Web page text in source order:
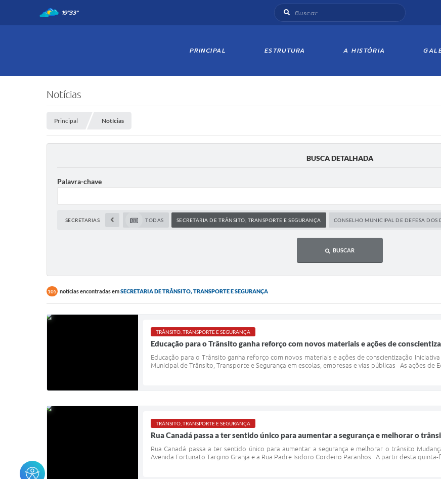
19°33°
PRINCIPAL ESTRUTURA A HISTÓRIA
Notícias
Principal Notícias
BUSCA DETALHADA
Palavra-chave
SECRETARIAS TODAS SECRETARIA DE TRÂNSITO, TRANSPORTE E SEGURANÇA CONSELHO MUNICIPAL DE DEFESA DOS
BUSCAR
105 notícias encontradas emSECRETARIA DE TRÂNSITO, TRANSPORTE E SEGURANÇA
TRÂNSITO, TRANSPORTE E SEGURANÇA
Educação para o Trânsito ganha reforço com novos materiais e ações de
Educação para o Trânsito ganha reforço com novos materiais e ações de conscientização
Municipal de Trânsito, Transporte e Segurança em escolas, empresas e vias públicas As ações de
TRÂNSITO, TRANSPORTE E SEGURANÇA
Rua Canadá passa a ter sentido único para aumentar a segurança e melhorar o
Rua Canadá passa a ter sentido único para aumentar a segurança e melhorar o trânsito
Avenida Fortunato Targino Granja e a Rua Padre Isidoro Cordeiro Paranhos A partir desta quinta-